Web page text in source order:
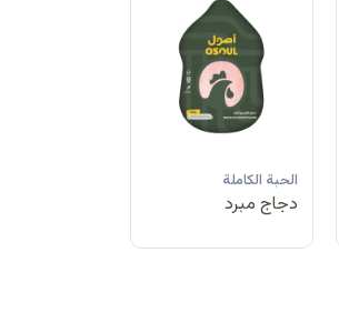
الحبة الكاملة
دجاج مجمد